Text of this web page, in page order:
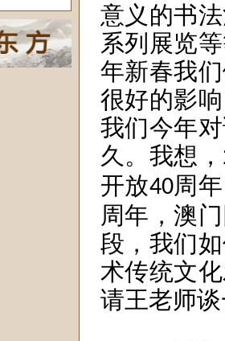
意义的书
系列展览
年新春我
很好的影
我们今年
久。我想，
开放40周
周年，澳
段，我们
术传统文
请王老师